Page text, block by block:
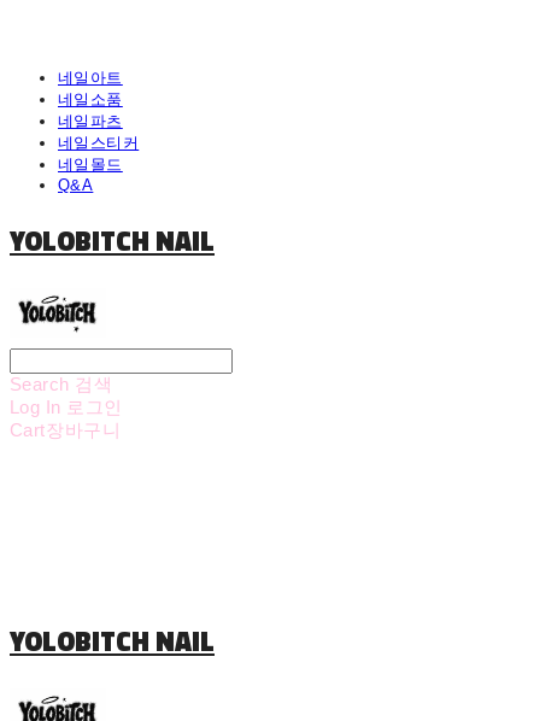
네일아트
네일소품
네일파츠
네일스티커
네일몰드
Q&A
YOLOBITCH NAIL
Search 검색
Log In 로그인
Cart장바구니
YOLOBITCH NAIL